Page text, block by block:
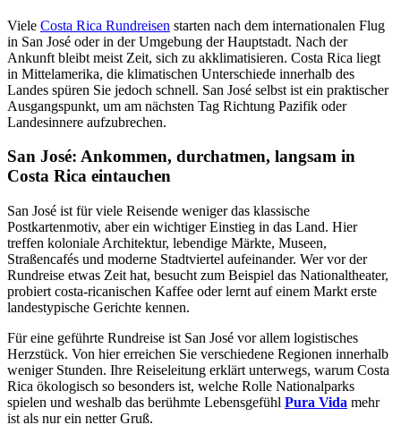
Viele Costa Rica Rundreisen starten nach dem internationalen Flug
in San José oder in der Umgebung der Hauptstadt. Nach der
Ankunft bleibt meist Zeit, sich zu akklimatisieren. Costa Rica liegt
in Mittelamerika, die klimatischen Unterschiede innerhalb des
Landes spüren Sie jedoch schnell. San José selbst ist ein praktischer
Ausgangspunkt, um am nächsten Tag Richtung Pazifik oder
Landesinnere aufzubrechen.
San José: Ankommen, durchatmen, langsam in
Costa Rica eintauchen
San José ist für viele Reisende weniger das klassische
Postkartenmotiv, aber ein wichtiger Einstieg in das Land. Hier
treffen koloniale Architektur, lebendige Märkte, Museen,
Straßencafés und moderne Stadtviertel aufeinander. Wer vor der
Rundreise etwas Zeit hat, besucht zum Beispiel das Nationaltheater,
probiert costa-ricanischen Kaffee oder lernt auf einem Markt erste
landestypische Gerichte kennen.
Für eine geführte Rundreise ist San José vor allem logistisches
Herzstück. Von hier erreichen Sie verschiedene Regionen innerhalb
weniger Stunden. Ihre Reiseleitung erklärt unterwegs, warum Costa
Rica ökologisch so besonders ist, welche Rolle Nationalparks
spielen und weshalb das berühmte Lebensgefühl Pura Vida mehr
ist als nur ein netter Gruß.